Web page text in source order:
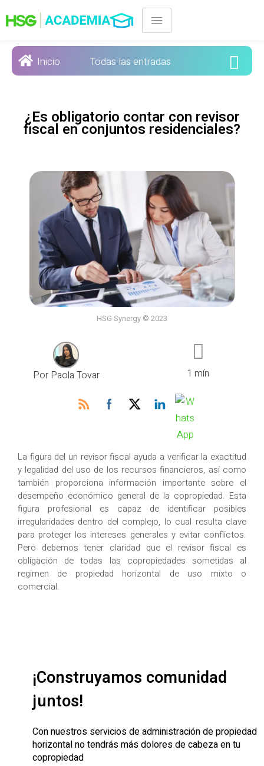
al
Inicio
Todas las entradas
¿Es obligatorio contar con revisor
fiscal en conjuntos residenciales?​
HSG Synergy © 2023
Por Paola Tovar 1 mín
La figura del un revisor fiscal ayuda a verificar la exactitud
y legalidad del uso de los recursos financieros, así como
también proporciona información importante sobre el
desempeño económico general de la copropiedad. Esta
figura profesional es capaz de identificar posibles
irregularidades dentro del complejo, lo cual resulta clave
para proteger los intereses generales y evitar conflictos.
Pero debemos tener claridad que el revisor fiscal es
obligación de todas las copropiedades sometidas al
regimen de propiedad horizontal de uso mixto o
comercial.
¡Construyamos comunidad
juntos!
Con nuestros servicios de administración de propiedad
horizontal no tendrás más dolores de cabeza en tu
copropiedad
navigation